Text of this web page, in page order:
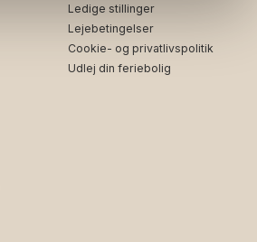
Ledige stillinger
Lejebetingelser
Cookie- og privatlivspolitik
Udlej din feriebolig